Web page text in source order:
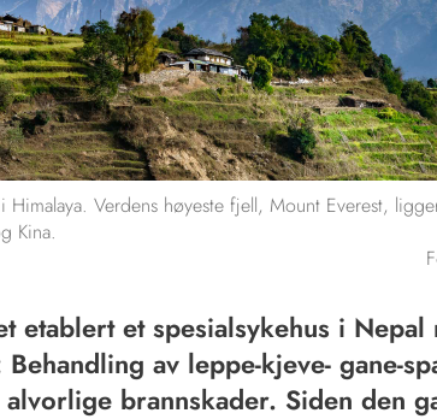
Himalaya. Verdens høyeste fjell, Mount Everest,
Kina.
etablert et spesialsykehus i Nepal
av leppe-kjeve- gane-
brannskader. Siden den